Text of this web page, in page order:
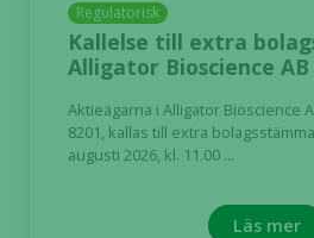
Regulatorisk
Kallelse till extra
Alligator Bioscience AB
Aktieägarna i Alligator Bioscience
8201, kallas till extra
augusti 2026, kl. 11.00 ...
Läs mer